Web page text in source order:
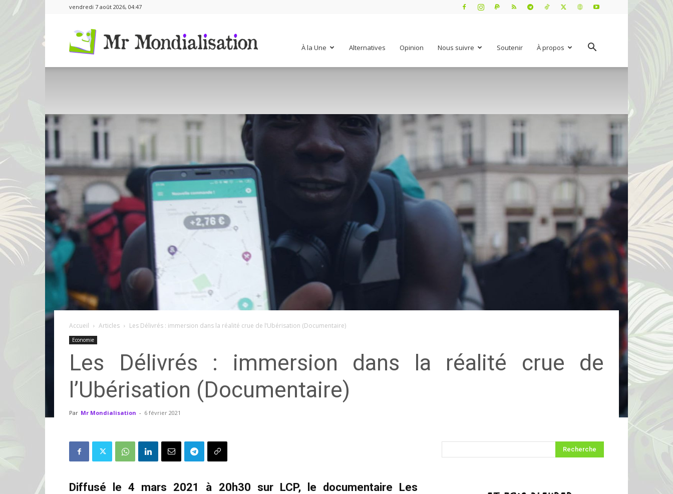
vendredi 7 août 2026, 04:47
À la Une Alternatives Opinion Nous suivre Soutenir À propos
Accueil Articles Les Délivrés : immersion dans la réalité crue de l’Ubérisation (Documentaire)
Economie
Les Délivrés : immersion dans la réalité crue de
l’Ubérisation (Documentaire)
Par Mr Mondialisation - 6 février 2021
Diffusé le 4 mars 2021 à 20h30 sur LCP, le documentaire Les